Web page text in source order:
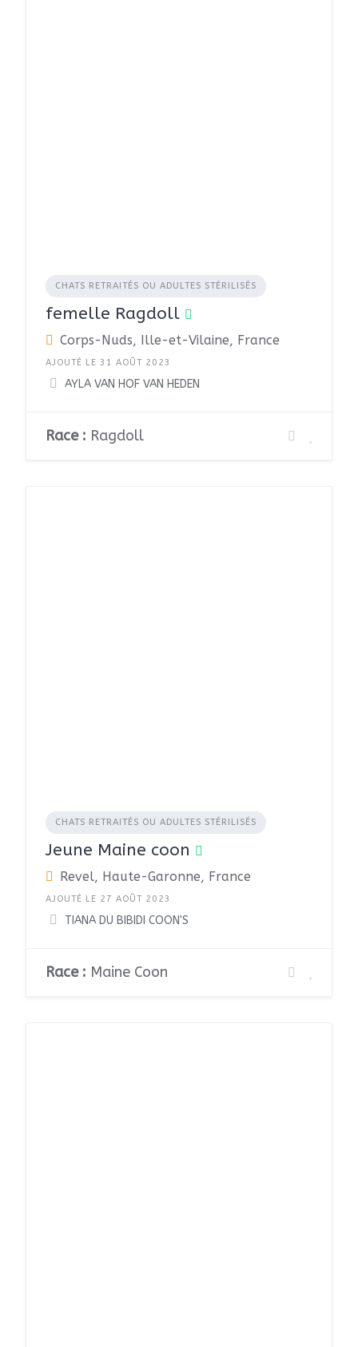
CHATS RETRAITÉS OU ADULTES STÉRILISÉS
femelle Ragdoll
Corps-Nuds, Ille-et-Vilaine, France
AJOUTÉ LE 31 AOÛT 2023
AYLA VAN HOF VAN HEDEN
Race : Ragdoll
CHATS RETRAITÉS OU ADULTES STÉRILISÉS
Jeune Maine coon
Revel, Haute-Garonne, France
AJOUTÉ LE 27 AOÛT 2023
TIANA DU BIBIDI COON'S
Race : Maine Coon